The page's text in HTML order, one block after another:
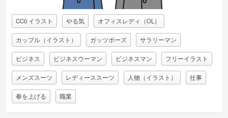
CC0 イラスト やる気 オフィスレディ（OL）
カップル（イラスト） ガッツポーズ サラリーマン
ビジネス ビジネスウーマン ビジネスマン フリーイラスト
メンズスーツ レディーススーツ 人物（イラスト） 仕事
拳を上げる 職業